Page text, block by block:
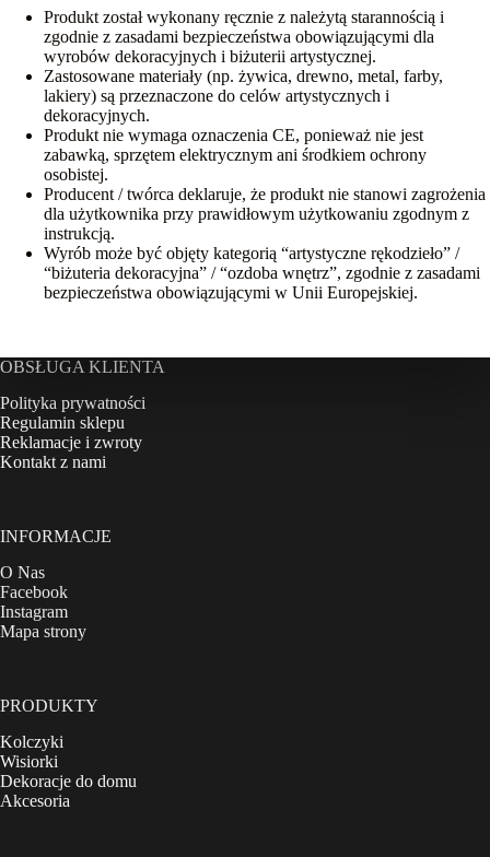
Produkt został wykonany ręcznie z należytą starannością i
zgodnie z zasadami bezpieczeństwa obowiązującymi dla
wyrobów dekoracyjnych i biżuterii artystycznej.
Zastosowane materiały (np. żywica, drewno, metal, farby,
lakiery) są przeznaczone do celów artystycznych i
dekoracyjnych.
Produkt nie wymaga oznaczenia CE, ponieważ nie jest
zabawką, sprzętem elektrycznym ani środkiem ochrony
osobistej.
Producent / twórca deklaruje, że produkt nie stanowi zagrożenia
dla użytkownika przy prawidłowym użytkowaniu zgodnym z
instrukcją.
Wyrób może być objęty kategorią “artystyczne rękodzieło” /
“biżuteria dekoracyjna” / “ozdoba wnętrz”, zgodnie z zasadami
bezpieczeństwa obowiązującymi w Unii Europejskiej.
OBSŁUGA KLIENTA
Polityka prywatności
Regulamin sklepu
Reklamacje i zwroty
Kontakt z nami
INFORMACJE
O Nas
Facebook
Instagram
Mapa strony
PRODUKTY
Kolczyki
Wisiorki
Dekoracje do domu
Akcesoria